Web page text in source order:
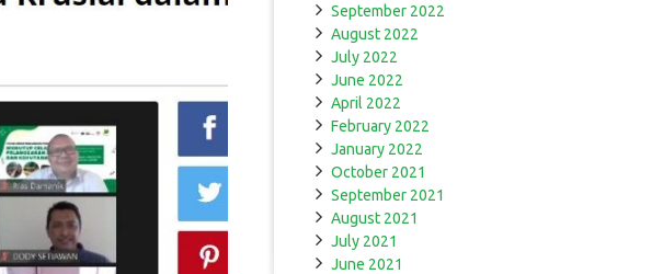
September 2022
August 2022
July 2022
June 2022
April 2022
February 2022
January 2022
October 2021
September 2021
August 2021
July 2021
June 2021